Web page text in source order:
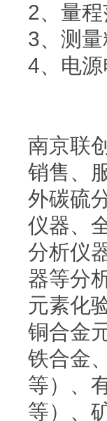
2、量
3、测
4、电
南京联
销售、
外碳硫
仪器、
分析仪
器等分
元素化
铜合金
铁合金
等）、
等）、